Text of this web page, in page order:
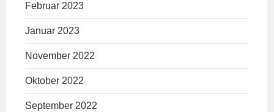
Februar 2023
Januar 2023
November 2022
Oktober 2022
September 2022